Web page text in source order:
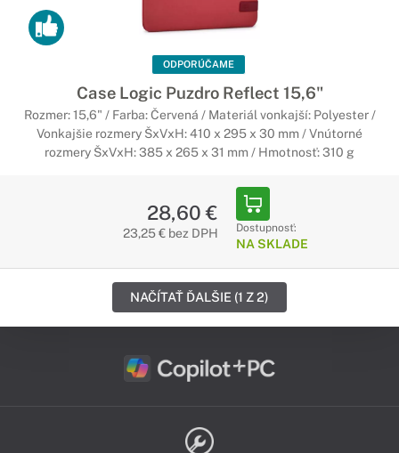
ODPORÚČAME
Case Logic Puzdro Reflect 15,6"
Rozmer: 15,6" / Farba: Červená / Materiál vonkajší: Polyester /
Vonkajšie rozmery ŠxVxH: 410 x 295 x 30 mm / Vnútorné
rozmery ŠxVxH: 385 x 265 x 31 mm / Hmotnosť: 310 g
28,60 €
23,25 € bez DPH Dostupnosť:
NA SKLADE
NAČÍTAŤ ĎALŠIE (1 Z 2)